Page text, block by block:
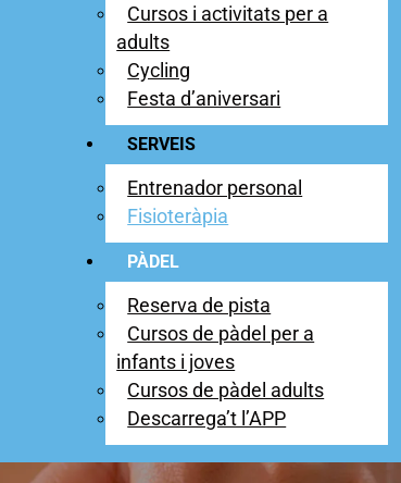
Cursos i activitats per a
adults
Cycling
Festa d’aniversari
SERVEIS
Entrenador personal
Fisioteràpia
PÀDEL
Reserva de pista
Cursos de pàdel per a
infants i joves
Cursos de pàdel adults
Descarrega’t l’APP